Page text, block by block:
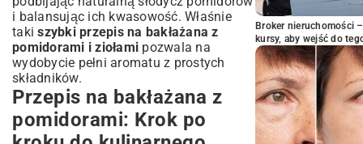
i balansując ich kwasowość. Właśnie
takiszybki przepis na bakłażana z
pomidorami i ziołami pozwala na
wydobycie pełni aromatu z prostych
składników.
Przepis na bakłażana z
pomidorami: Krok po
Broker nieruchomości
kursy, aby wejść do